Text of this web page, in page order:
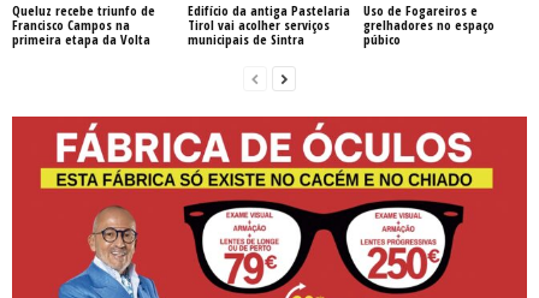
Queluz recebe triunfo de
Francisco Campos na
primeira etapa da Volta
Edifício da antiga Pastelaria
Tirol vai acolher serviços
municipais de Sintra
Uso de Fogareiros e
grelhadores no espaço
púbico